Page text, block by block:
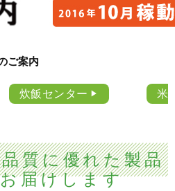
ご案内
炊飯センター
米
質に優れた製品
届けします